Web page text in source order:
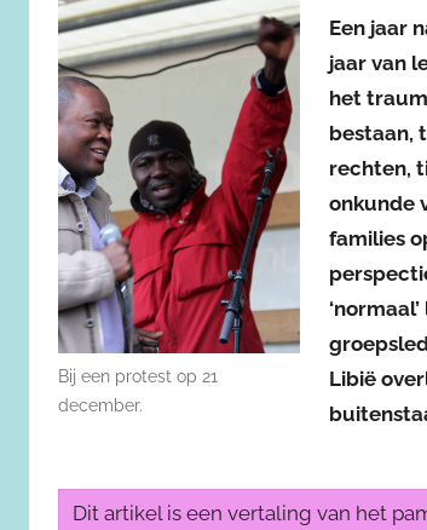
Bij een protest op 21
december.
Een jaar
jaar van
het
bestaan,
rechten,
onkunde
families
Libië
Dit artikel is een vertaling van het